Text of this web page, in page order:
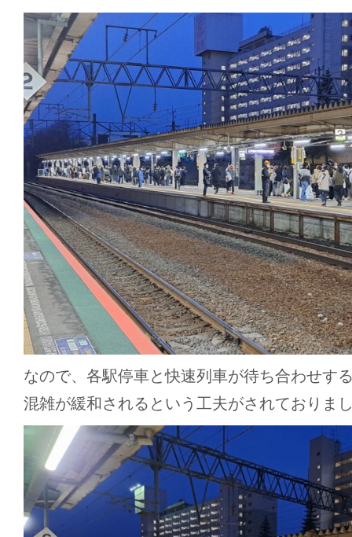
なので、各駅停車と快速列車が待ち合わせす
混雑が緩和されるという工夫がされておりま